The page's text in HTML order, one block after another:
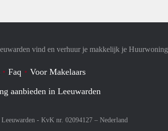
vind en verhuur je makkelijk je Huurwoning
Faq
Voor Makelaars
aanbieden in Leeuwarden
- KvK nr. 02094127 – Nederland